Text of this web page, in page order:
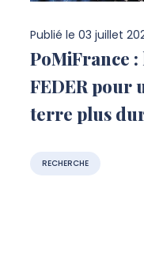
Publié le 03 juillet
PoMiFrance :
FEDER pour
terre plus
RECHERCHE